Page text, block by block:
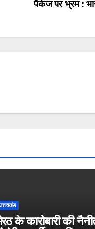
पैकेज पर भ्रम :
के कारोबारी की